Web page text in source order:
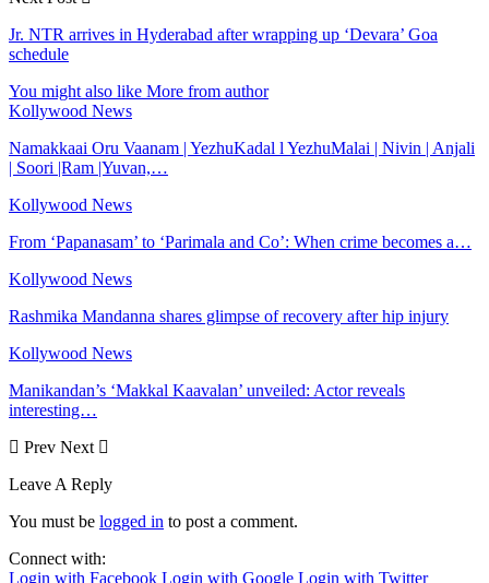
Jr. NTR arrives in Hyderabad after wrapping up ‘Devara’ Goa
schedule
You might also like More from author
Kollywood News
Namakkaai Oru Vaanam | YezhuKadal l YezhuMalai | Nivin | Anjali
| Soori |Ram |Yuvan,…
Kollywood News
From ‘Papanasam’ to ‘Parimala and Co’: When crime becomes a…
Kollywood News
Rashmika Mandanna shares glimpse of recovery after hip injury
Kollywood News
Manikandan’s ‘Makkal Kaavalan’ unveiled: Actor reveals
interesting…
Prev Next
Leave A Reply
You must be logged in to post a comment.
Connect with:
Login with Facebook Login with Google Login with Twitter